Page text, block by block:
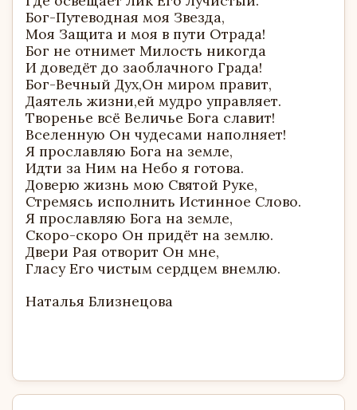
Бог-Путеводная моя Звезда,
Моя Защита и моя в пути Отрада!
Бог не отнимет Милость никогда
И доведёт до заоблачного Града!
Бог-Вечный Дух,Он миром правит,
Даятель жизни,ей мудро управляет.
Творенье всё Величье Бога славит!
Вселенную Он чудесами наполняет!
Я прославляю Бога на земле,
Идти за Ним на Небо я готова.
Доверю жизнь мою Святой Руке,
Стремясь исполнить Истинное Слово.
Я прославляю Бога на земле,
Скоро-скоро Он придёт на землю.
Двери Рая отворит Он мне,
Гласу Его чистым сердцем внемлю.
Наталья Близнецова